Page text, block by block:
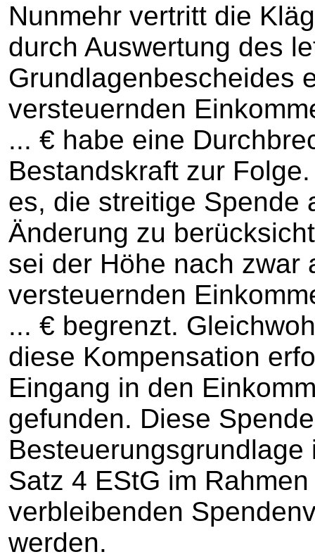
Nunmehr vertritt die
durch Auswertung des
Grundlagenbescheides
versteuernden
... € habe eine
Bestandskraft zur
es, die streitige Spende
Änderung zu
sei der Höhe nach zwar
versteuernden
... € begrenzt.
diese Kompensation
Eingang in den
gefunden. Diese
Satz 4 EStG im
verbleibenden
werden.